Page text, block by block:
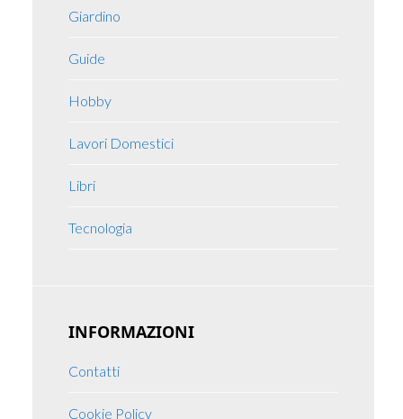
Giardino
Guide
Hobby
Lavori Domestici
Libri
Tecnologia
INFORMAZIONI
Contatti
Cookie Policy